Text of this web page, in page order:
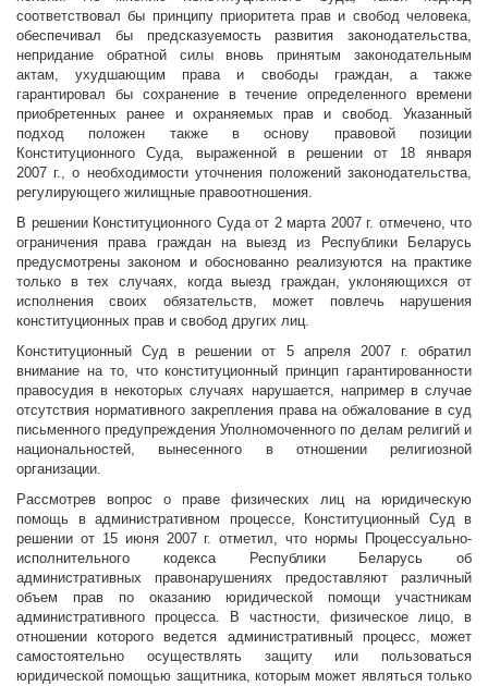
соответствовал бы принципу приоритета прав и свобод человека,
обеспечивал бы предсказуемость развития законодательства,
непридание обратной силы вновь принятым законодательным
актам, ухудшающим права и свободы граждан, а также
гарантировал бы сохранение в течение определенного времени
приобретенных ранее и охраняемых прав и свобод. Указанный
подход положен также в основу правовой позиции
Конституционного Суда, выраженной в решении от 18 января
2007 г., о необходимости уточнения положений законодательства,
регулирующего жилищные правоотношения.
В решении Конституционного Суда от 2 марта 2007 г. отмечено, что
ограничения права граждан на выезд из Республики Беларусь
предусмотрены законом и обоснованно реализуются на практике
только в тех случаях, когда выезд граждан, уклоняющихся от
исполнения своих обязательств, может повлечь нарушения
конституционных прав и свобод других лиц.
Конституционный Суд в решении от 5 апреля 2007 г. обратил
внимание на то, что конституционный принцип гарантированности
правосудия в некоторых случаях нарушается, например в случае
отсутствия нормативного закрепления права на обжалование в суд
письменного предупреждения Уполномоченного по делам религий и
национальностей, вынесенного в отношении религиозной
организации.
Рассмотрев вопрос о праве физических лиц на юридическую
помощь в административном процессе, Конституционный Суд в
решении от 15 июня 2007 г. отметил, что нормы Процессуально-
исполнительного кодекса Республики Беларусь об
административных правонарушениях предоставляют различный
объем прав по оказанию юридической помощи участникам
административного процесса. В частности, физическое лицо, в
отношении которого ведется административный процесс, может
самостоятельно осуществлять защиту или пользоваться
юридической помощью защитника, которым может являться только